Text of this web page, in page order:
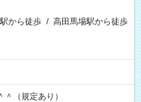
から徒歩 / 高田馬場駅から徒歩
（規定あり）